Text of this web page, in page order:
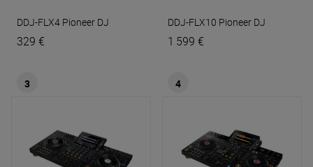
DDJ-FLX4 Pioneer DJ
329 €
DDJ-FLX10 Pioneer DJ
1 599 €
3 4